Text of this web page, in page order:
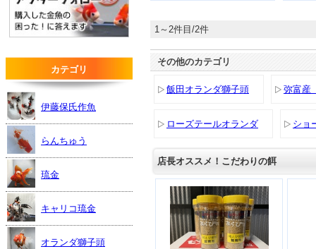
1～2件目/2件
その他のカテゴリ
飯田オランダ獅子頭 弥富産
ローズテールオランダ ショ
店長オススメ！こだわりの餌
カテゴリ
伊藤保氏作魚
らんちゅう
琉金
キャリコ琉金
オランダ獅子頭